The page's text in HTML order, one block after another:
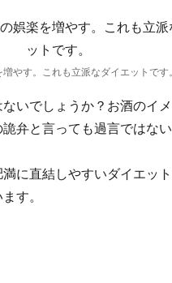
やす。これも立派なダイエットです。
いでしょうか？お酒のイ
弁と言っても過言ではない
満に直結しやすいダイエッ
す。